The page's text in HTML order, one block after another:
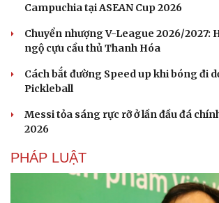
Campuchia tại ASEAN Cup 2026
Chuyển nhượng V-League 2026/2027:
ngộ cựu cầu thủ Thanh Hóa
Cách bắt đường Speed up khi bóng đi
Pickleball
Messi tỏa sáng rực rỡ ở lần đầu đá
2026
PHÁP LUẬT